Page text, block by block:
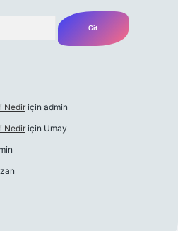
Nedir için admin
Nedir için Umay